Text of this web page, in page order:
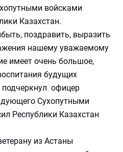
войсками
Казахстан.
поздравить, выразить
нашему уважаемому
имеет очень большое,
будущих
офицер
Сухопутными
Республики Казахстан
из Астаны